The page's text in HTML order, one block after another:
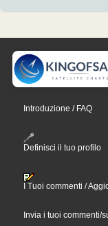
Introduzione / FAQ
Definisci il tuo profilo
I Tuoi commenti /
Invia i tuoi commenti/